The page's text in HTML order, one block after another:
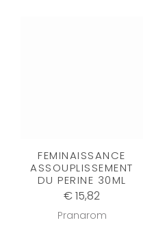
FEMINAISSANCE
ASSOUPLISSEMENT
DU PERINE 30ML
€ 15,82
Pranarom